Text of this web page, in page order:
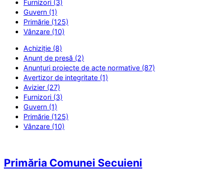
Furnizori (3)
Guvern (1)
Primărie (125)
Vânzare (10)
Achiziție (8)
Anunț de presă (2)
Anunțuri proiecte de acte normative (87)
Avertizor de integritate (1)
Avizier (27)
Furnizori (3)
Guvern (1)
Primărie (125)
Vânzare (10)
Primăria Comunei Secuieni